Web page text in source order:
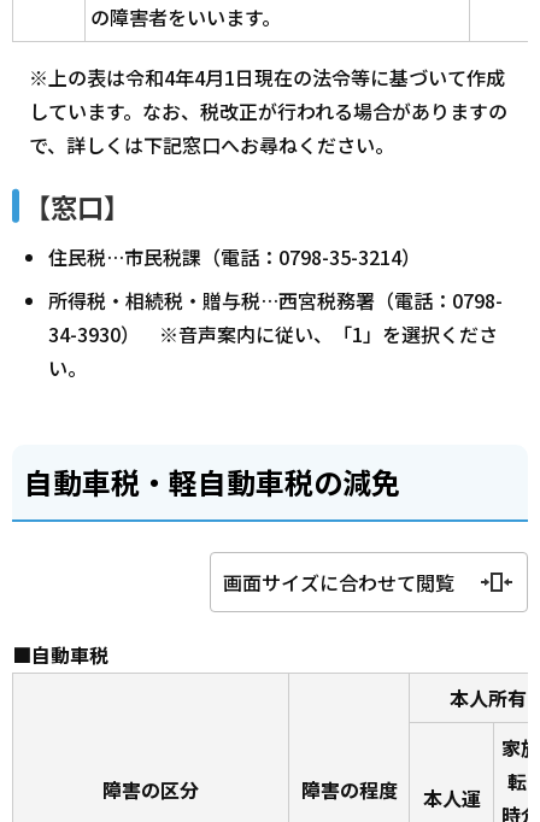
の障害者をいいます。
※上の表は令和4年4月1日現在の法令等に基づいて作成
しています。なお、税改正が行われる場合がありますの
で、詳しくは下記窓口へお尋ねください。
【窓口】
住民税…市民税課（電話：0798-35-3214）
所得税・相続税・贈与税…西宮税務署（電話：0798-
34-3930） ※音声案内に従い、「1」を選択くださ
い。
自動車税・軽自動車税の減免
画面サイズに合わせて閲覧
■自動車税
障害の区分 障害の程度
本人所有
本人運
家
転(
時